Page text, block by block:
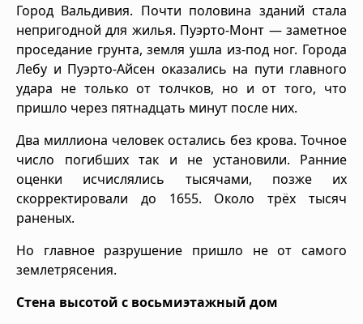
Город Вальдивия. Почти половина зданий стала
непригодной для жилья. Пуэрто-Монт — заметное
проседание грунта, земля ушла из-под ног. Города
Лебу и Пуэрто-Айсен оказались на пути главного
удара не только от толчков, но и от того, что
пришло через пятнадцать минут после них.
Два миллиона человек остались без крова. Точное
число погибших так и не установили. Ранние
оценки исчислялись тысячами, позже их
скорректировали до 1655. Около трёх тысяч
раненых.
Но главное разрушение пришло не от самого
землетрясения.
Стена высотой с восьмиэтажный дом